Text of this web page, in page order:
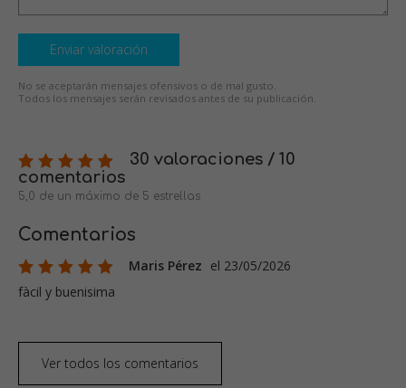
Enviar valoración
No se aceptarán mensajes ofensivos o de mal gusto.
Todos los mensajes serán revisados antes de su publicación.
30 valoraciones / 10
comentarios
5,0 de un máximo de 5 estrellas
Comentarios
Maris Pérez el 23/05/2026
fàcil y buenisima
Ver todos los comentarios